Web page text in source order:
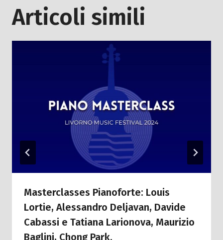
Articoli simili
Masterclasses Pianoforte: Louis
Lortie, Alessandro Deljavan, Davide
Cabassi e Tatiana Larionova, Maurizio
Baglini, Chong Park.